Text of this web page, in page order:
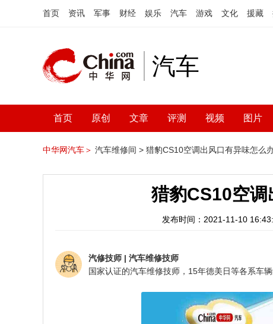
首页 资讯 军事 财经 娱乐 汽车 游戏 文化 援藏
汽车
首页 原创 文章 评测 视频 图片
中华网汽车＞ 汽车维修间 > 猎豹CS10空调出风口有异味怎么
猎豹CS10空
发布时间：2021-11-10
汽修技师 | 汽车维修技师